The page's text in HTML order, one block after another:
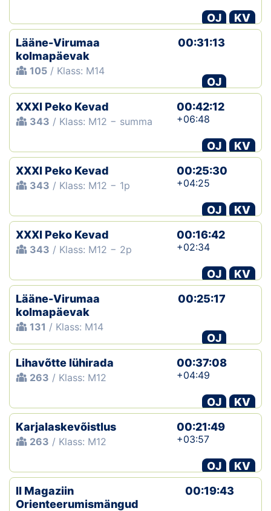
OJ
KV
Lääne-Virumaa
kolmapäevak
105 / Klass: M14
00:31:13
OJ
XXXI Peko Kevad
343 / Klass: M12 − summa
00:42:12
+06:48
OJ
KV
XXXI Peko Kevad
343 / Klass: M12 − 1p
00:25:30
+04:25
OJ
KV
XXXI Peko Kevad
343 / Klass: M12 − 2p
00:16:42
+02:34
OJ
KV
Lääne-Virumaa
kolmapäevak
131 / Klass: M14
00:25:17
OJ
Lihavõtte lühirada
263 / Klass: M12
00:37:08
+04:49
OJ
KV
Karjalaskevõistlus
263 / Klass: M12
00:21:49
+03:57
OJ
KV
II Magaziin
Orienteerumismängud
00:19:43